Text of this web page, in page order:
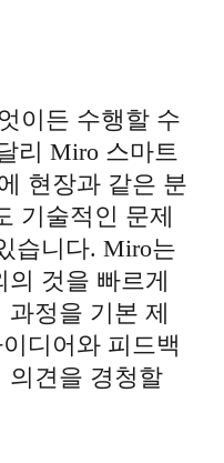
이든 수행할 수
리 Miro 스마트
현장과 같은 분
기술적인 문제
습니다. Miro는
의 것을 빠르게
과정을 기본 제
디어와 피드백
의견을 경청할